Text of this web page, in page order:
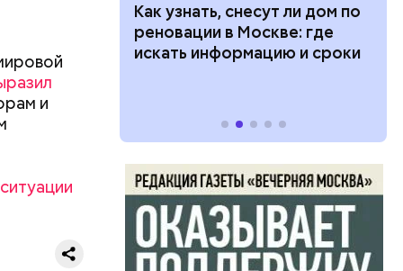
и
тысяч
кто может
нужны
Как узнать, снесут ли дом по
реновации в Москве: где
искать информацию и сроки